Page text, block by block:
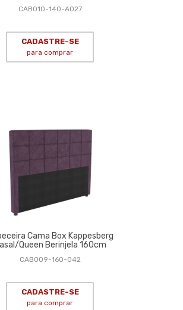
CAB010-140-A027
CADASTRE-SE
para comprar
Cama Box Kappesberg
Queen Berinjela 160cm
CAB009-160-042
CADASTRE-SE
para comprar